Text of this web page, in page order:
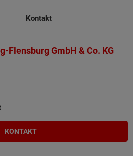
Kontakt
Flensburg GmbH & Co. KG
KONTAKT